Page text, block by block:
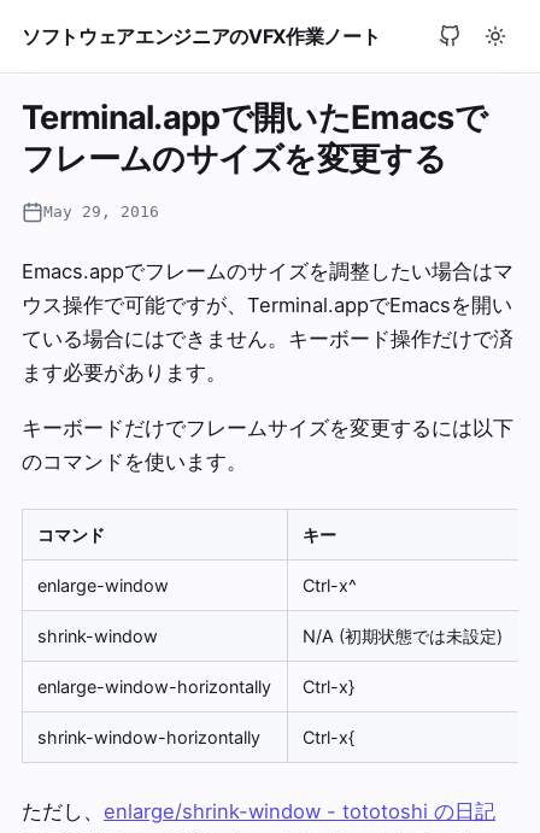
ソフトウェアエンジニアのVFX作業ノート
Terminal.appで開いたEmacsで
フレームのサイズを変更する
May 29, 2016
Emacs.appでフレームのサイズを調整したい場合はマ
ウス操作で可能ですが、Terminal.appでEmacsを開い
ている場合にはできません。キーボード操作だけで済
ます必要があります。
キーボードだけでフレームサイズを変更するには以下
のコマンドを使います。
コマンド キー
enlarge-window Ctrl-x^
shrink-window N/A (初期状態では未設定)
enlarge-window-horizontally Ctrl-x}
shrink-window-horizontally Ctrl-x{
ただし、 enlarge/shrink-window - tototoshi の日記